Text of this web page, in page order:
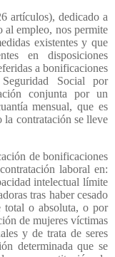
artículos), dedicado a
al empleo, nos permite
existentes y que
en disposiciones
a bonificaciones
Social por
conjunta por un
mensual, que es
la contratación se lleve
de bonificaciones
laboral en:
intelectual límite
tras haber cesado
total o absoluta, o por
de mujeres víctimas
y de trata de seres
determinada que se